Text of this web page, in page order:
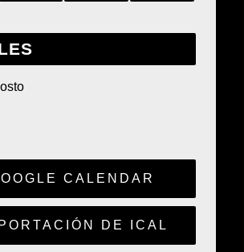
CALENDAR
DE ICAL